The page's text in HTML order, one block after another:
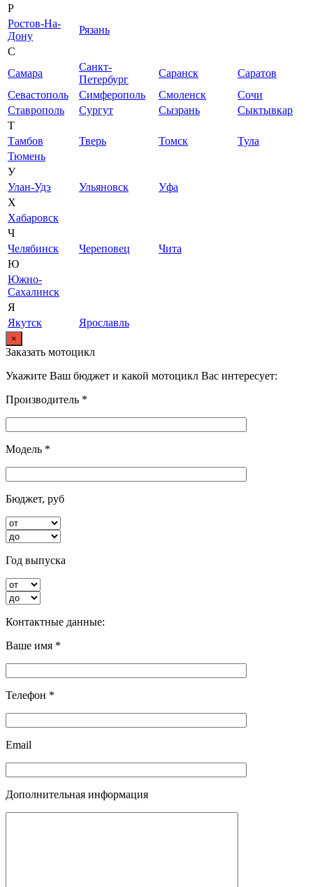
Р
Ростов-На-
Дону
Рязань
С
Самара
Санкт-
Петербург
Саранск
Саратов
Севастополь
Симферополь Смоленск
Сочи
Ставрополь
Сургут Сызрань
Сыктывкар
Т
Тамбов
Тверь Томск
Тула
Тюмень
У
Улан-Удэ
Ульяновск
Уфа
Х
Хабаровск
Ч
Челябинск
Череповец
Чита
Ю
Южно-
Сахалинск
Я
Якутск
Ярославль
×
Заказать мотоцикл
Укажите Ваш бюджет и какой мотоцикл Вас интересует:
Производитель *
Модель *
Бюджет, руб
Год выпуска
Контактные данные:
Ваше имя *
Телефон *
Email
Дополнительная информация